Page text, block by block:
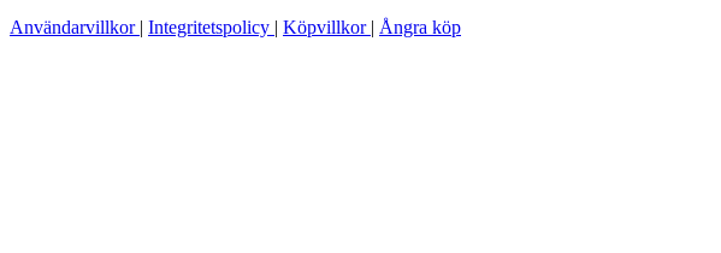
Användarvillkor | Integritetspolicy | Köpvillkor | Ångra köp